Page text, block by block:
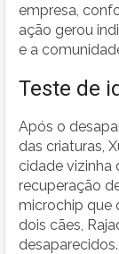
empresa,
ação gerou
e a
Teste de
Após o
das criaturas,
cidade vizinha
recuperação
microchip que
dois cães,